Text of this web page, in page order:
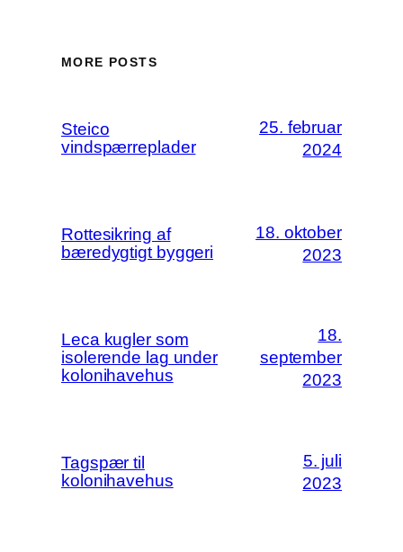
MORE POSTS
Steico
vindspærreplader
25. februar
2024
Rottesikring af
bæredygtigt byggeri
18. oktober
2023
Leca kugler som
isolerende lag under
kolonihavehus
18.
september
2023
Tagspær til
kolonihavehus
5. juli
2023